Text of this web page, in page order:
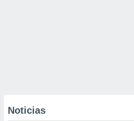
Noticias